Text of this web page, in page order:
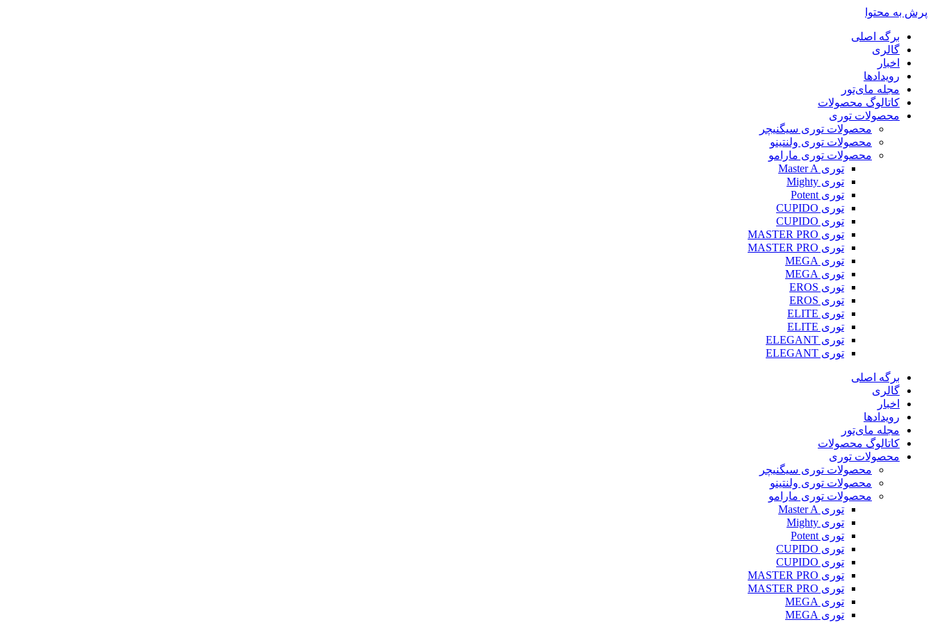
پرش به محتوا
برگه اصلی
گالری
اخبار
رویدادها
مجله مای‌تور
کاتالوگ محصولات
محصولات توری
محصولات توری سیگنیچر
محصولات توری ولنتینو
محصولات توری مارامو
توری Master A
توری Mighty
توری Potent
توری CUPIDO
توری CUPIDO
توری MASTER PRO
توری MASTER PRO
توری MEGA
توری MEGA
توری EROS
توری EROS
توری ELITE
توری ELITE
توری ELEGANT
توری ELEGANT
برگه اصلی
گالری
اخبار
رویدادها
مجله مای‌تور
کاتالوگ محصولات
محصولات توری
محصولات توری سیگنیچر
محصولات توری ولنتینو
محصولات توری مارامو
توری Master A
توری Mighty
توری Potent
توری CUPIDO
توری CUPIDO
توری MASTER PRO
توری MASTER PRO
توری MEGA
توری MEGA